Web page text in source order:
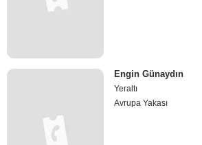
Engin Günaydın
Yeraltı
Avrupa Yakası